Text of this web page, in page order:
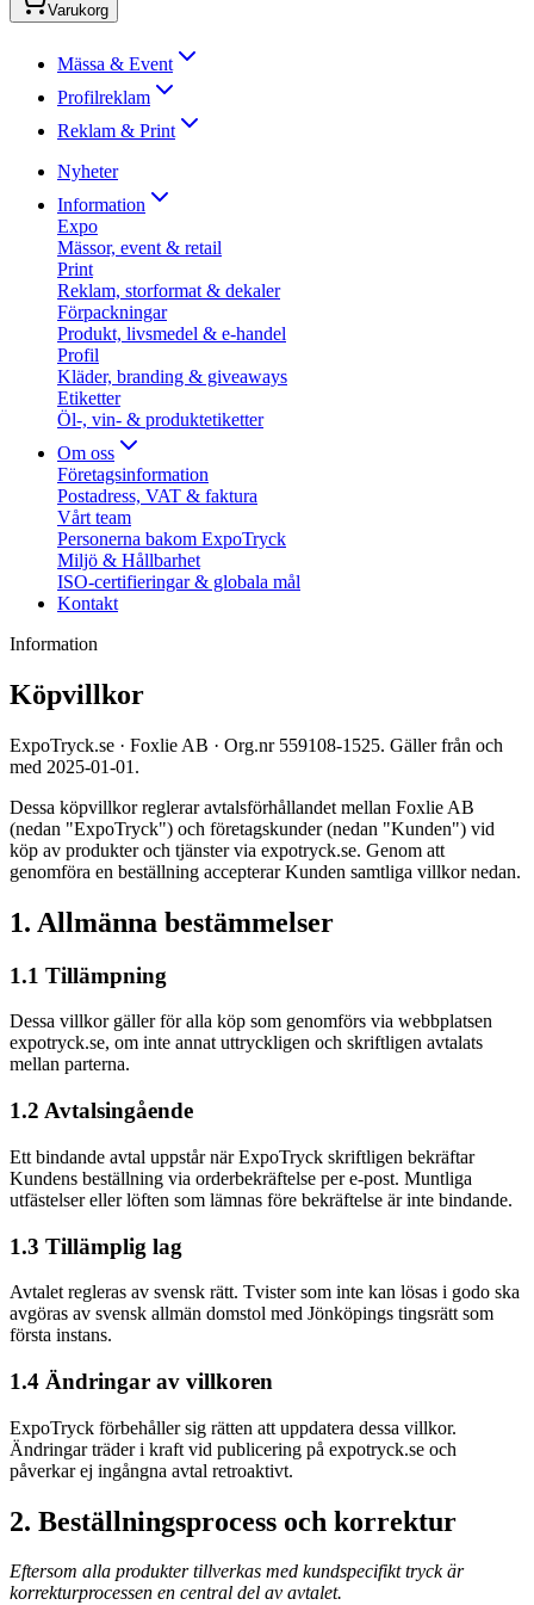
Varukorg
Mässa & Event
Profilreklam
Reklam & Print
Nyheter
Information
Expo
Mässor, event & retail
Print
Reklam, storformat & dekaler
Förpackningar
Produkt, livsmedel & e-handel
Profil
Kläder, branding & giveaways
Etiketter
Öl-, vin- & produktetiketter
Om oss
Företagsinformation
Postadress, VAT & faktura
Vårt team
Personerna bakom ExpoTryck
Miljö & Hållbarhet
ISO-certifieringar & globala mål
Kontakt
Information
Köpvillkor
ExpoTryck.se · Foxlie AB · Org.nr 559108-1525. Gäller från och
med 2025-01-01.
Dessa köpvillkor reglerar avtalsförhållandet mellan Foxlie AB
(nedan "ExpoTryck") och företagskunder (nedan "Kunden") vid
köp av produkter och tjänster via expotryck.se. Genom att
genomföra en beställning accepterar Kunden samtliga villkor nedan.
1. Allmänna bestämmelser
1.1 Tillämpning
Dessa villkor gäller för alla köp som genomförs via webbplatsen
expotryck.se, om inte annat uttryckligen och skriftligen avtalats
mellan parterna.
1.2 Avtalsingående
Ett bindande avtal uppstår när ExpoTryck skriftligen bekräftar
Kundens beställning via orderbekräftelse per e-post. Muntliga
utfästelser eller löften som lämnas före bekräftelse är inte bindande.
1.3 Tillämplig lag
Avtalet regleras av svensk rätt. Tvister som inte kan lösas i godo ska
avgöras av svensk allmän domstol med Jönköpings tingsrätt som
första instans.
1.4 Ändringar av villkoren
ExpoTryck förbehåller sig rätten att uppdatera dessa villkor.
Ändringar träder i kraft vid publicering på expotryck.se och
påverkar ej ingångna avtal retroaktivt.
2. Beställningsprocess och korrektur
Eftersom alla produkter tillverkas med kundspecifikt tryck är
korrekturprocessen en central del av avtalet.